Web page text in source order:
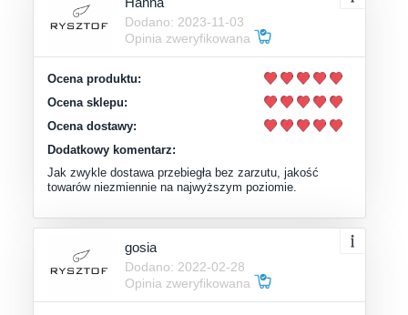
Dodano: 2023-11-03
Opinia zweryfikowana
Ocena produktu:
Ocena sklepu:
Ocena dostawy:
Dodatkowy komentarz:
Jak zwykle dostawa przebiegła bez zarzutu, jakość
towarów niezmiennie na najwyższym poziomie.
gosia
Dodano: 2022-02-28
Opinia zweryfikowana